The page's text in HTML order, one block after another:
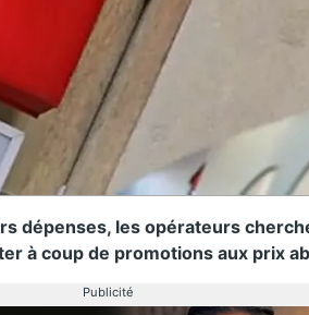
dépenses, les opérateurs
à coup de promotions aux prix
Publicité